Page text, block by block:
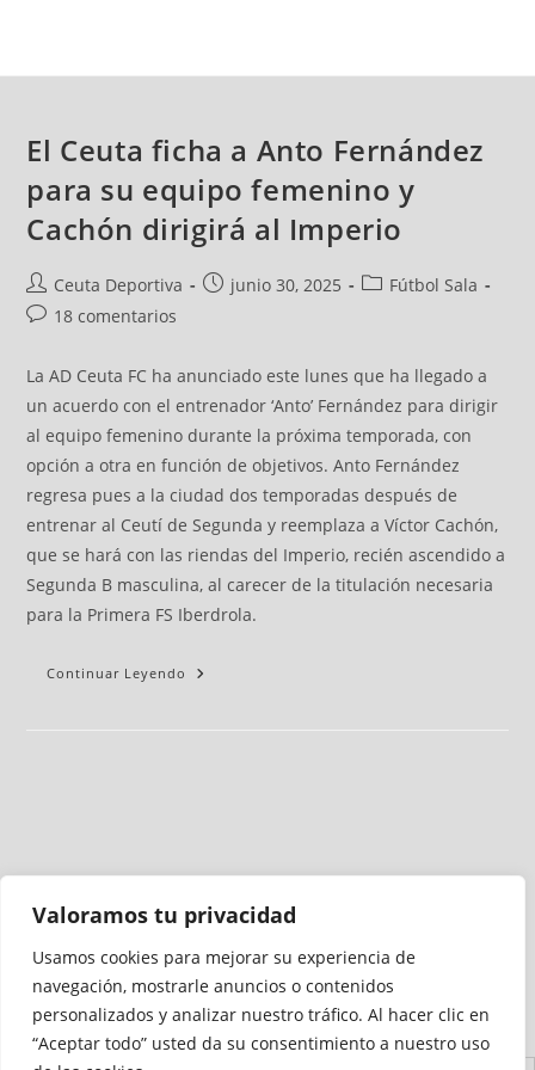
Valoramos tu privacidad
Usamos cookies para mejorar su experiencia de
navegación, mostrarle anuncios o contenidos
personalizados y analizar nuestro tráfico. Al hacer clic en
“Aceptar todo” usted da su consentimiento a nuestro uso
El Ceuta ficha a Anto Fernández
para su equipo femenino y
Cachón dirigirá al Imperio
Ceuta Deportiva junio 30, 2025
Fútbol Sala
18 comentarios
La AD Ceuta FC ha anunciado este lunes que ha llegado a
un acuerdo con el entrenador ‘Anto’ Fernández para dirigir
al equipo femenino durante la próxima temporada, con
opción a otra en función de objetivos. Anto Fernández
regresa pues a la ciudad dos temporadas después de
entrenar al Ceutí de Segunda y reemplaza a Víctor Cachón,
que se hará con las riendas del Imperio, recién ascendido a
Segunda B masculina, al carecer de la titulación necesaria
para la Primera FS Iberdrola.
Continuar Leyendo
Medio auditado por